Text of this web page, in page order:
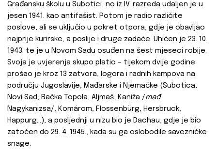
Građansku školu u Subotici, no iz IV. razreda udaljen je u
jesen 1941. kao antifašist. Potom je radio različite
poslove, ali se uključio u pokret otpora, gdje je obavljao
najprije kurirske, a poslije i druge zadaće. Uhićen je 23. 10.
1943. te je u Novom Sadu osuđen na šest mjeseci robije.
Svoja je uvjerenja skupo platio – tijekom dvije godine
prošao je kroz 13 zatvora, logora i radnih kampova na
području Jugoslavije, Mađarske i Njemačke (Subotica,
Novi Sad, Bačka Topola, Aljmaš, Kaniža /mađ.
Nagykanizsa/, Komárom, Flossenbürg, Hersbruck,
Happurg…), a posljednji u nizu bio je Dachau, gdje je bio
zatočen do 29. 4. 1945., kada su ga oslobodile savezničke
snage.